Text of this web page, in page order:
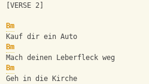
[VERSE 2]
Bm
Kauf dir ein Auto
Bm
Mach deinen Leberfleck weg
Bm
Geh in die Kirche